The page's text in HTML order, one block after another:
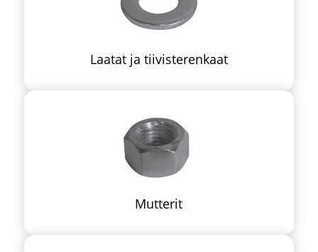
Laatat ja tiivisterenkaat
Mutterit